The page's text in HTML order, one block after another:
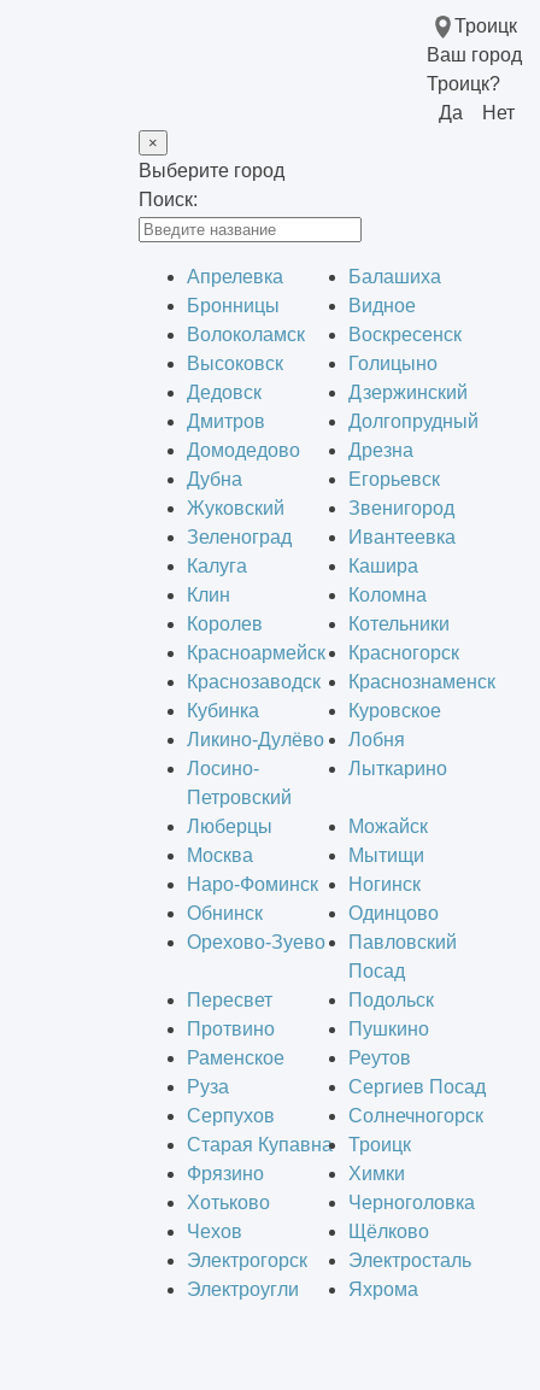
Троицк
Ваш город
Троицк?
Да
Нет
×
Выберите город
Поиск:
Апрелевка
Балашиха
Бронницы
Видное
Волоколамск
Воскресенск
Высоковск
Голицыно
Дедовск
Дзержинский
Дмитров
Долгопрудный
Домодедово
Дрезна
Дубна
Егорьевск
Жуковский
Звенигород
Зеленоград
Ивантеевка
Калуга
Кашира
Клин
Коломна
Королев
Котельники
Красноармейск
Красногорск
Краснозаводск
Краснознаменск
Кубинка
Куровское
Ликино-Дулёво
Лобня
Лосино-
Петровский
Лыткарино
Люберцы
Можайск
Москва
Мытищи
Наро-Фоминск
Ногинск
Обнинск
Одинцово
Орехово-Зуево
Павловский
Посад
Пересвет
Подольск
Протвино
Пушкино
Раменское
Реутов
Руза
Сергиев Посад
Серпухов
Солнечногорск
Старая Купавна
Троицк
Фрязино
Химки
Хотьково
Черноголовка
Чехов
Щёлково
Электрогорск
Электросталь
Электроугли
Яхрома